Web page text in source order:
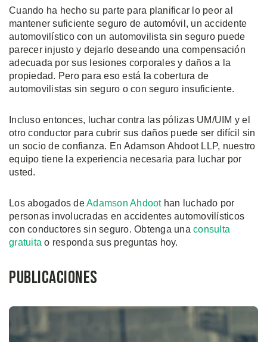
Cuando ha hecho su parte para planificar lo peor al
mantener suficiente seguro de automóvil, un accidente
automovilístico con un automovilista sin seguro puede
parecer injusto y dejarlo deseando una compensación
adecuada por sus lesiones corporales y daños a la
propiedad. Pero para eso está la cobertura de
automovilistas sin seguro o con seguro insuficiente.
Incluso entonces, luchar contra las pólizas UM/UIM y el
otro conductor para cubrir sus daños puede ser difícil sin
un socio de confianza. En Adamson Ahdoot LLP, nuestro
equipo tiene la experiencia necesaria para luchar por
usted.
Los abogados deAdamson Ahdoothan luchado por
personas involucradas en accidentes automovilísticos
con conductores sin seguro. Obtenga una consulta
gratuita o responda sus preguntas hoy.
Publicaciones